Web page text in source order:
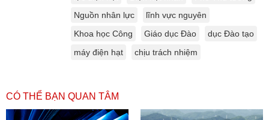
Nguồn nhân lực
lĩnh vực nguyên
Khoa học Công
Giáo dục Đào
dục Đào tạo
máy điện hạt
chịu trách nhiệm
CÓ THỂ BẠN QUAN TÂM